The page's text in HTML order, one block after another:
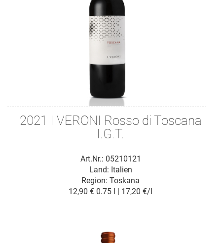
2021 I VERONI Rosso di Toscana
I.G.T.
Art.Nr.: 05210121
Land: Italien
Region: Toskana
12,90 € 0.75 l | 17,20 €/l